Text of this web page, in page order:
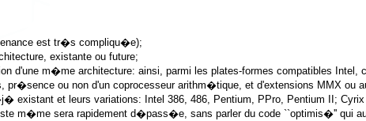
est tr�s compliqu�e);
existante ou future;
d'une m�me architecture: ainsi, parmi les plates-formes compatibles Intel,
ou non d'un coprocesseur arithm�tique, et d'extensions MMX ou
existant et leurs variations: Intel 386, 486, Pentium, PPro, Pentium II;
m�me sera rapidement d�pass�e, sans parler du code ``optimis�'' qui